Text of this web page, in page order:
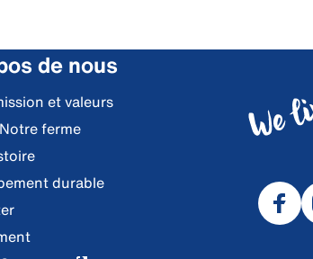
de nous
et valeurs
ferme
durable